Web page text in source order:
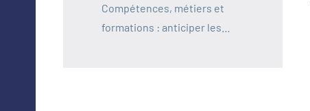
Compétences, métiers et
formations : anticiper les